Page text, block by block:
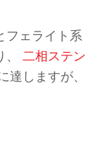
フェライト系
、二相ステン
達しますが、